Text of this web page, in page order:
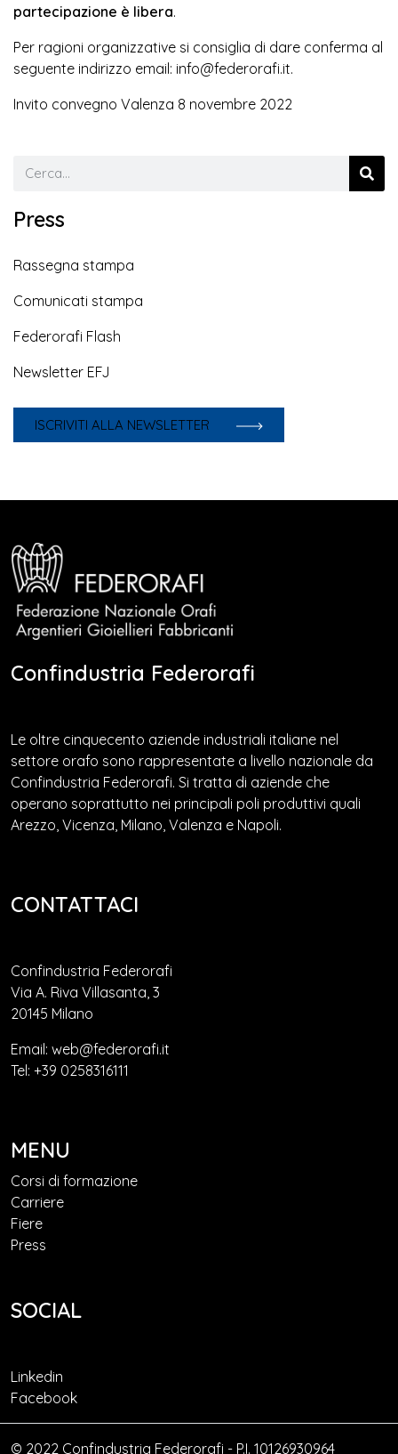
partecipazione è libera.
Per ragioni organizzative si consiglia di dare conferma al
seguente indirizzo email: info@federorafi.it.
Invito convegno Valenza 8 novembre 2022
Press
Rassegna stampa
Comunicati stampa
Federorafi Flash
Newsletter EFJ
ISCRIVITI ALLA NEWSLETTER
Confindustria Federorafi
Le oltre cinquecento aziende industriali italiane nel
settore orafo sono rappresentate a livello nazionale da
Confindustria Federorafi. Si tratta di aziende che
operano soprattutto nei principali poli produttivi quali
Arezzo, Vicenza, Milano, Valenza e Napoli.
CONTATTACI
Confindustria Federorafi
Via A. Riva Villasanta, 3
20145 Milano
Email: web@federorafi.it
Tel: +39 0258316111
MENU
Corsi di formazione
Carriere
Fiere
Press
SOCIAL
Linkedin
Facebook
© 2022 Confindustria Federorafi - P.I. 10126930964